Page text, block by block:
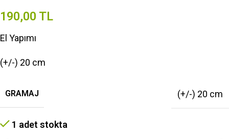
190,00 TL
El Yapımı
(+/-) 20 cm
GRAMAJ (+/-) 20 cm
1 adet stokta